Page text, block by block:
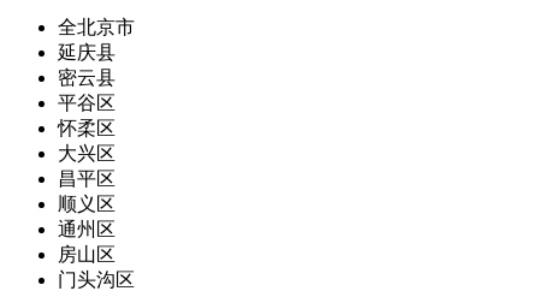
全北京市
延庆县
密云县
平谷区
怀柔区
大兴区
昌平区
顺义区
通州区
房山区
门头沟区